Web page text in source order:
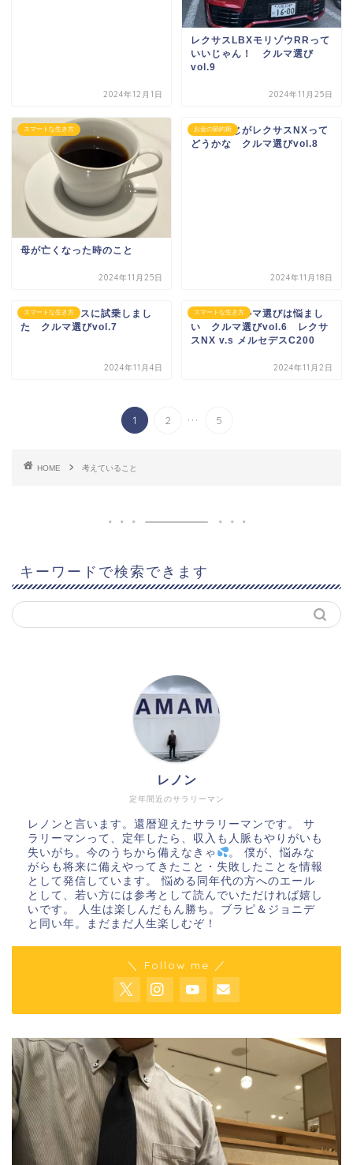
2024年12月1日
レクサスLBXモリゾウRRって
いいじゃん！ クルマ選び
vol.9
2024年11月25日
スマートな生き方
母が亡くなった時のこと
2024年11月25日
お金の節約術
定年おやじがレクサスNXって
どうかな クルマ選びvol.8
2024年11月18日
スマートな生き方
W206 Cクラスに試乗しまし
た クルマ選びvol.7
2024年11月4日
スマートな生き方
シニアのクルマ選びは悩まし
い クルマ選びvol.6 レクサ
スNX v.s メルセデスC200
2024年11月2日
1 2 ... 5
HOME 考えていること
キーワードで検索できます
定年間近のサラリーマン
レノン
レノンと言います。還暦迎えたサラリーマンです。 サ
ラリーマンって、定年したら、収入も人脈もやりがいも
失いがち。今のうちから備えなきゃ
。 僕が、悩みな
がらも将来に備えやってきたこと・失敗したことを情報
として発信しています。 悩める同年代の方へのエール
として、若い方には参考として読んでいただければ嬉し
いです。 人生は楽しんだもん勝ち。ブラピ＆ジョニデ
と同い年。まだまだ人生楽しむぞ！
＼ Follow me ／